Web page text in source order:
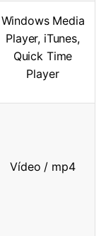
Windows Media
Player, iTunes,
Quick Time
Player
Vídeo / mp4